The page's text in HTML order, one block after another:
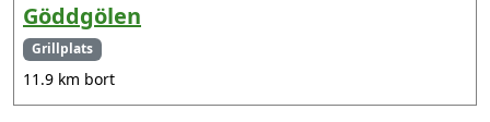
Göddgölen
Grillplats
11.9 km bort